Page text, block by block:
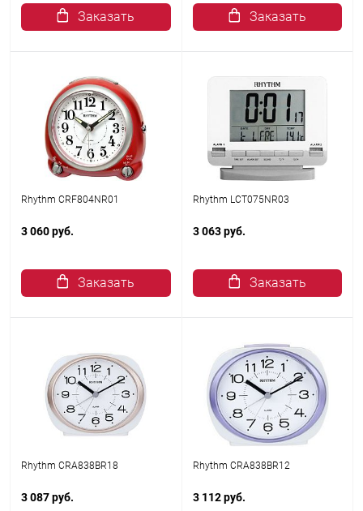
Заказать Заказать
Rhythm CRF804NR01
3 060 руб.
Заказать
Rhythm LCT075NR03
3 063 руб.
Заказать
Rhythm CRA838BR18
3 087 руб.
Rhythm CRA838BR12
3 112 руб.